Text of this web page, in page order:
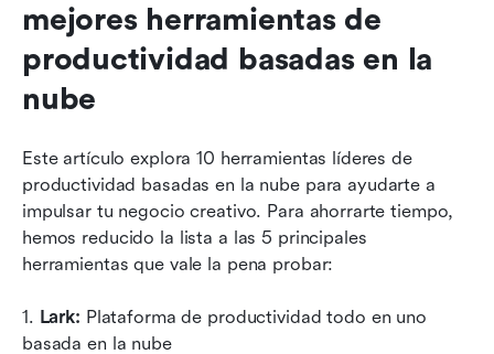
mejores herramientas de
productividad basadas en la
nube
Este artículo explora 10 herramientas líderes de
productividad basadas en la nube para ayudarte a
impulsar tu negocio creativo. Para ahorrarte tiempo,
hemos reducido la lista a las 5 principales
herramientas que vale la pena probar:
1. Lark: Plataforma de productividad todo en uno
basada en la nube